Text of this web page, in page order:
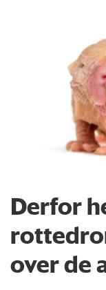
Derfor
over de